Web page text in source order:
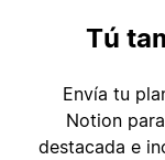
Tú
Envía tu
Notion
destacada e